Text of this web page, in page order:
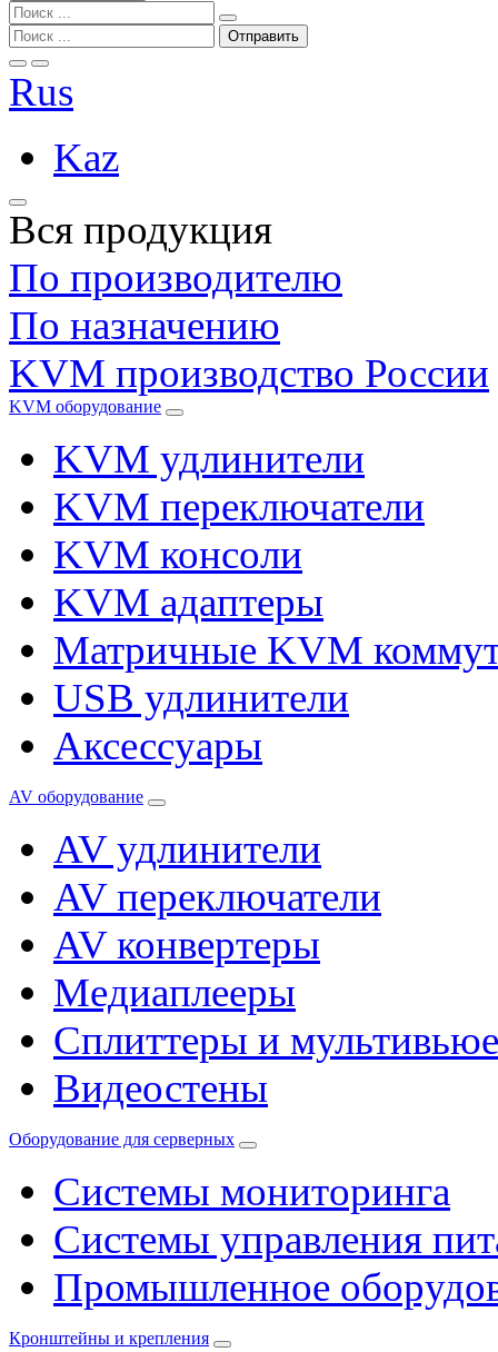
Rus
Kaz
Вся продукция
По производителю
По назначению
KVM производство России
KVM оборудование
KVM удлинители
KVM переключатели
KVM консоли
KVM адаптеры
Матричные KVM
USB удлинители
Аксессуары
AV оборудование
AV удлинители
AV переключатели
AV конвертеры
Медиаплееры
Сплиттеры и
Видеостены
Оборудование для серверных
Системы мониторинга
Системы управления
Промышленное
Кронштейны и крепления